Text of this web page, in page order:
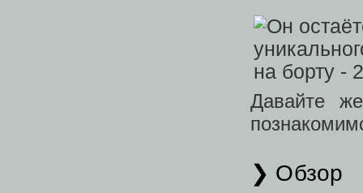
Давайте
❯ Обзор